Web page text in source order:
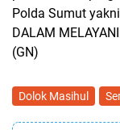
Polda Sumut yakni
DALAM
(GN)
Dolok Masihul